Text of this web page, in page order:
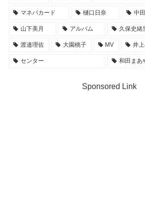
マネパカード 樋口日奈 中
山下美月 アルバム 久保史緒
渡邉理佐 大園桃子 MV 井
センター 和田まあ
Sponsored Link